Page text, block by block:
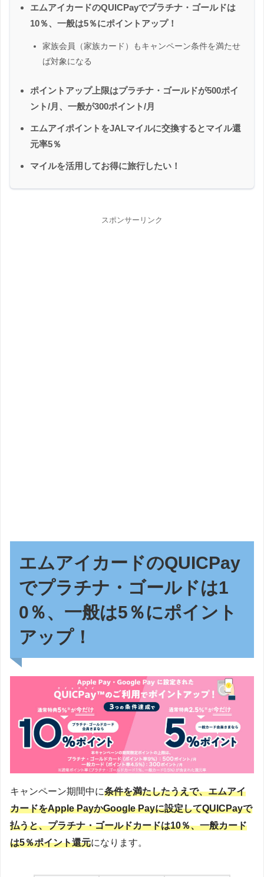
エムアイカードのQUICPayでプラチナ・ゴールドは
10％、一般は5％にポイントアップ！
家族会員（家族カード）もキャンペーン条件を満たせ
ば対象になる
ポイントアップ上限はプラチナ・ゴールドが500ポイ
ント/月、一般が300ポイント/月
エムアイポイントをJALマイルに交換するとマイル還
元率5％
マイルを活用してお得に旅行したい！
スポンサーリンク
エムアイカードのQUICPay
でプラチナ・ゴールドは1
0％、一般は5％にポイント
アップ！
キャンペーン期間中に条件を満たしたうえで、エムアイ
カードをApple PayかGoogle Payに設定してQUICPayで
払うと、プラチナ・ゴールドカードは10％、一般カード
は5％ポイント還元になります。